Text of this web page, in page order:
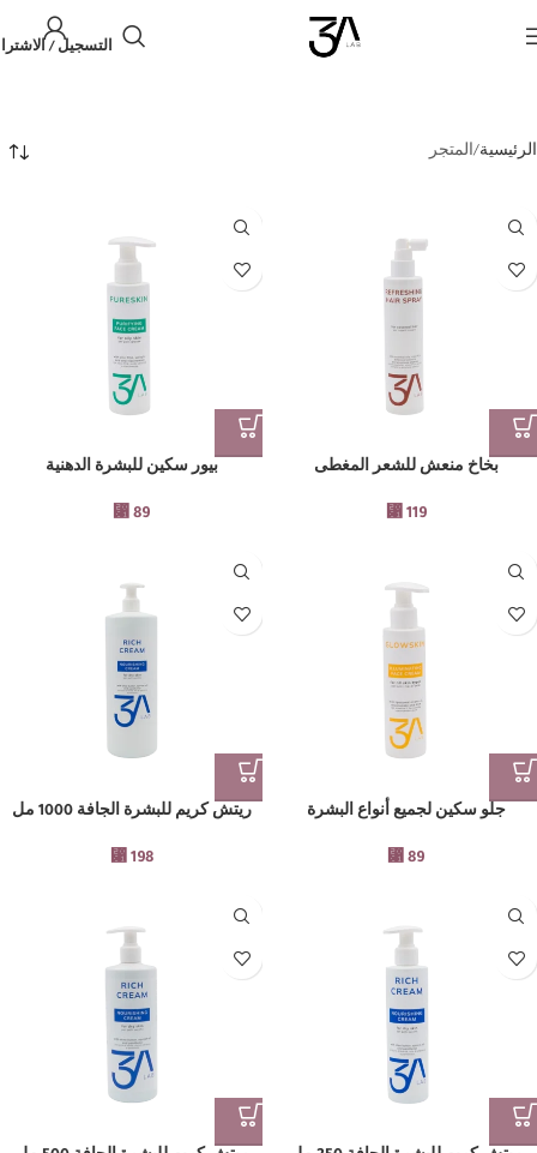
التسجيل /
الرئيسية المتجر
بخاخ منعش للشعر المغطى
⃁119
بيور سكين للبشرة الدهنية
⃁ 89
جلو سكين لجميع أنواع البشرة
⃁ 89
ريتش كريم للبشرة الجافة 1000 مل
⃁198